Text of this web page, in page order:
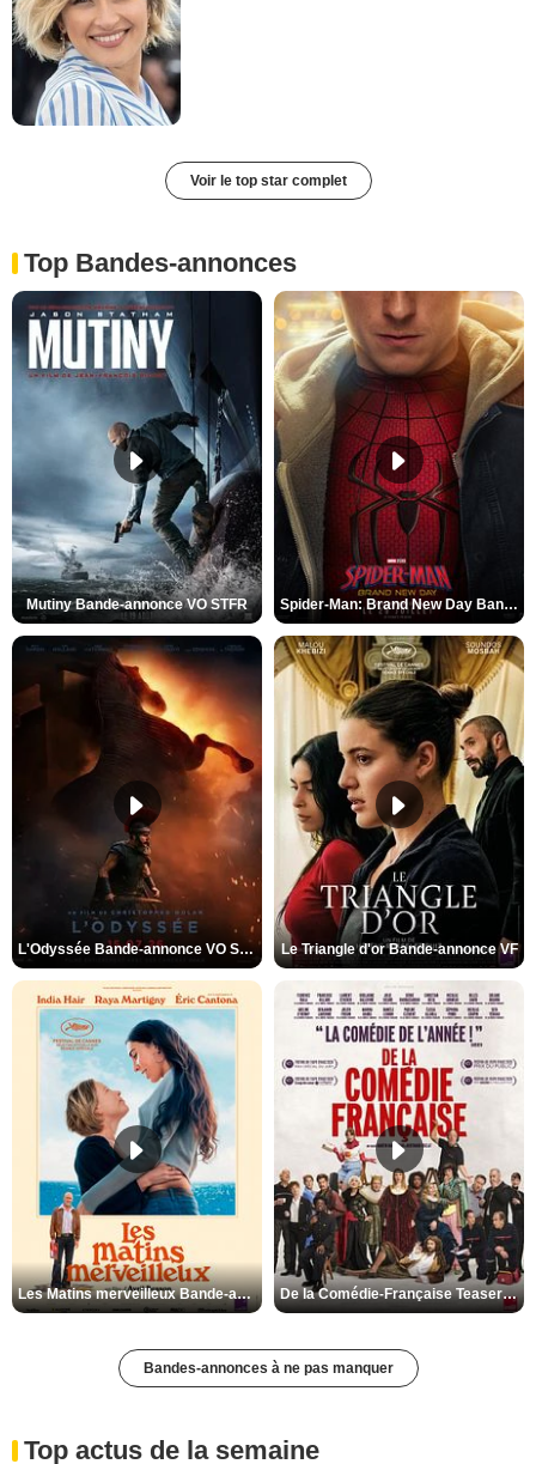
Voir le top star complet
Top Bandes-annonces
Mutiny Bande-annonce VO STFR Spider-Man: Brand New Day Bande-annonce VO STFR
L'Odyssée Bande-annonce VO STFR Le Triangle d'or Bande-annonce VF
Les Matins merveilleux Bande-annonce VF De la Comédie-Française Teaser VF
Bandes-annonces à ne pas manquer
Top actus de la semaine